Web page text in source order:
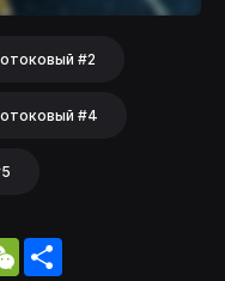
#2
#4
WeChat